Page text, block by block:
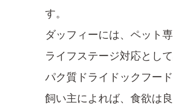
す。
ダッフィーには、ペット
ライフステージ対応とし
パク質ドライドックフー
飼い主によれば、食欲は